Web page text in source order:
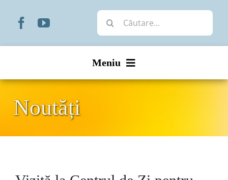
Cautare...
Meniu
Noutăți